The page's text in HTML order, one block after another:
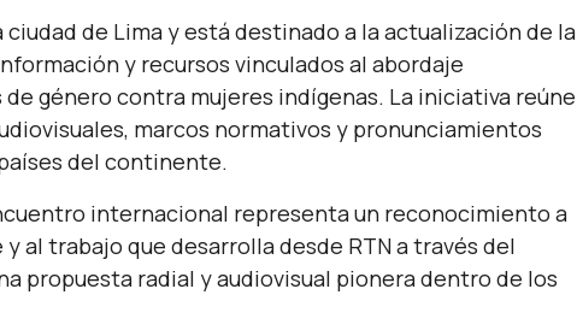
de Lima y está destinado a la actualización de la
y recursos vinculados al abordaje
género contra mujeres indígenas. La iniciativa reúne
marcos normativos y pronunciamientos
del continente.
internacional representa un reconocimiento a
al trabajo que desarrolla desde RTN a través del
propuesta radial y audiovisual pionera dentro de los